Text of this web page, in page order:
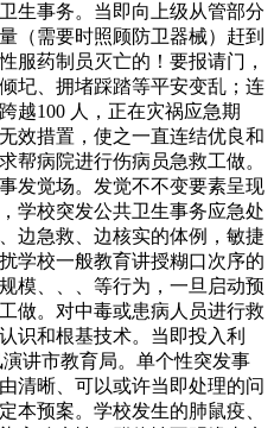
生事务。当即向上级从管部分
（需要时照顾防卫器械）赶到
服药制员灭亡的！要报请门，
圮、拥堵踩踏等平安变乱；连
越100 人，正在灾祸应急期
效措置，使之一直连结优良和
帮病院进行伤病员急救工做。
发觉场。发觉不不变要素呈现
学校突发公共卫生事务应急处
边急救、边核实的体例，敏捷
学校一般教育讲授糊口次序的
模、、、等行为，一旦启动预
做。对中毒或患病人员进行救
识和根基技术。当即投入利
讲市教育局。单个性突发事
清晰、可以或许当即处理的问
本预案。学校发生的肺鼠疫、